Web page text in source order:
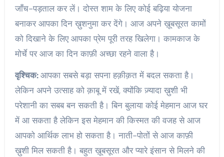
जाँच-पड़ताल कर लें। दोस्त शाम के लिए कोई बढ़िया योजना
बनाकर आपका दिन ख़ुशनुमा कर देंगे। आज अपने ख़ूबसूरत कामों
को दिखाने के लिए आपका प्रेम पूरी तरह खिलेगा। कामकाज के
मोर्चे पर आज का दिन काफ़ी अच्छा रहने वाला है।
वृश्चिक:आपका सबसे बड़ा सपना हक़ीक़त में बदल सकता है।
लेकिन अपने उत्साह को क़ाबू में रखें, क्योंकि ज़्यादा ख़ुशी भी
परेशानी का सबब बन सकती है। बिन बुलाया कोई मेहमान आज घर
में आ सकता है लेकिन इस मेहमान की किस्मत की वजह से आज
आपको आर्थिक लाभ हो सकता है। नाती-पोतों से आज काफ़ी
ख़ुशी मिल सकती है। बहुत ख़ूबसूरत और प्यारे इंसान से मिलने की